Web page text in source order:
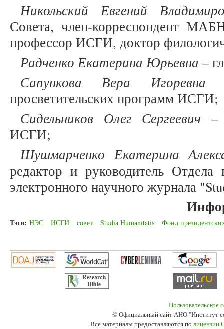
Никольский Евгений
Совета, член-корреспондент
профессор ИСГИ, доктор
Радченко Екатерина Юрьевна –
Сапункова Вера Игоревна
просветительских программ ИСГИ;
Сидельников Олег Сергеевич –
ИСГИ;
Шушмарченко Екатерина
редактор и руководитель Отдела
электронного научного журнала
Тэги: НЭС ИСГИ совет Studia Humanitatis Фонд
Пользовательское
© Официальный сайт АНО "Институт
Все материалы предоставляются по лицензии